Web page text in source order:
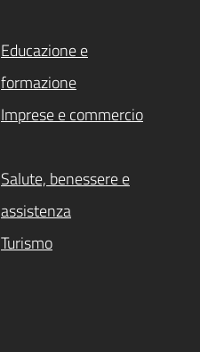
Educazione e
formazione
Imprese e commercio
Salute, benessere e
assistenza
Turismo